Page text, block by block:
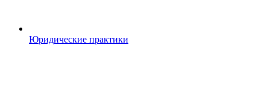
Юридические практики